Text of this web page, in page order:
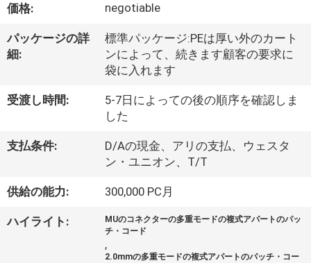
に
つ
て
工
場
価格: negotiable
パッケージの詳
細:
標準パッケージ:PEは厚い外のカート
ンによって、続きます顧客の要求に
袋に入れます
受渡し時間:
5-7日によっての後の順序を確認しま
した
支払条件:
D/Aの現金、アリの支払、ウェスタ
ン・ユニオン、T/T
供給の能力: 300,000 PC月
ハイライト:
MUのコネクターの多重モードの複式アパートのパッ
チ・コード
,
2.0mmの多重モードの複式アパートのパッチ・コー